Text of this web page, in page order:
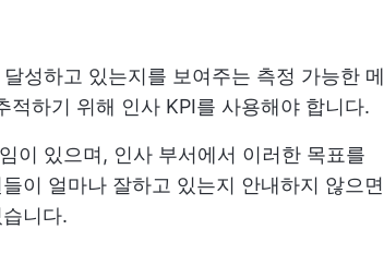
성하고 있는지를 보여주는 측정 가능한 메
적하기 위해 인사 KPI를 사용해야 합니다.
이 있으며, 인사 부서에서 이러한 목표를
이 얼마나 잘하고 있는지 안내하지 않으면
니다.